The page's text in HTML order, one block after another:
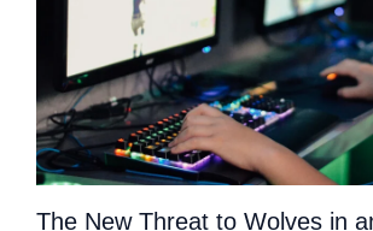
The New Threat to Wolves in